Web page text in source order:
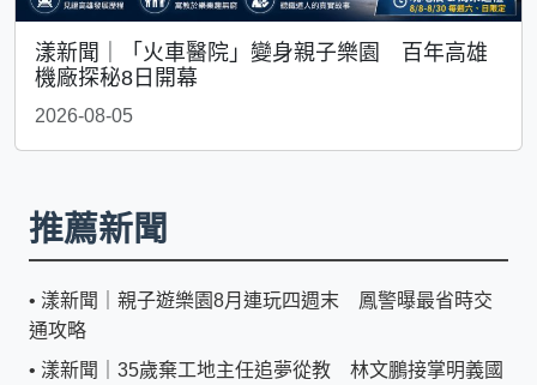
漾新聞｜「火車醫院」變身親子樂園 百年高雄
機廠探秘8日開幕
2026-08-05
推薦新聞
• 漾新聞｜親子遊樂園8月連玩四週末 鳳警曝最省時交
通攻略
• 漾新聞｜35歲棄工地主任追夢從教 林文鵬接掌明義國